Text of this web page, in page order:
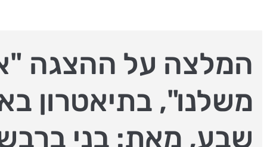
המלצה על ההצגה
משלנו", בתיאטרון
שבע, מאת: בני